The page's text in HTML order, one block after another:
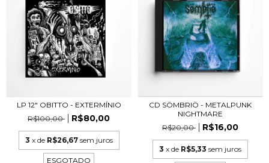
LP 12" OBITTO - EXTERMÍNIO
R$100,00
R$80,00
3 x de R$26,67 sem juros
ESGOTADO
CD SÖMBRIÖ - METALPUNK
NIGHTMARE
R$20,00
R$16,00
3 x de R$5,33 sem juros